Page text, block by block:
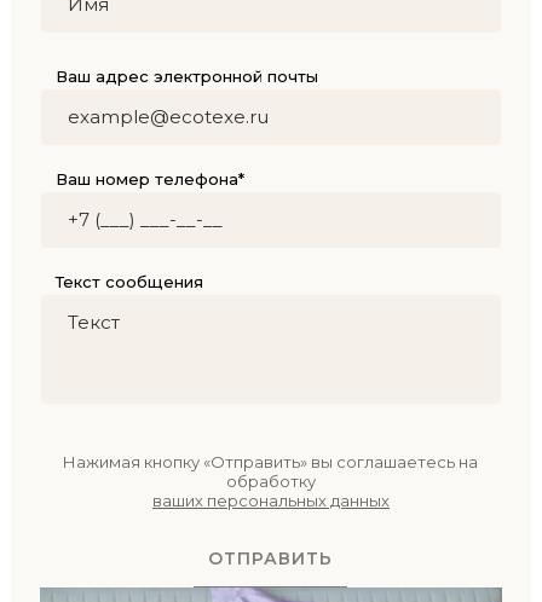
Ваш адрес электронной почты
Ваш номер телефона*
Текст сообщения
Нажимая кнопку «Отправить» вы соглашаетесь на
обработку
ваших персональных данных
ОТПРАВИТЬ